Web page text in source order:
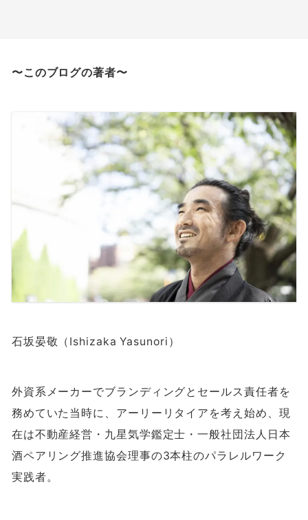
〜このブログの著者〜
石坂晏敬（Ishizaka Yasunori）
外資系メーカーでブランディングとセールス責任者を
務めていた当時に、アーリーリタイアを考え始め、現
在は不動産経営・九星気学鑑定士・一般社団法人日本
酒ペアリング推進協会理事の3本柱のパラレルワーク
実践者。